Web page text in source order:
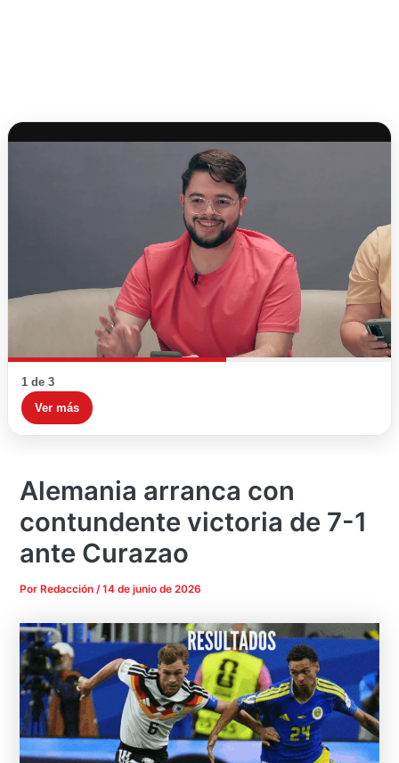
1 de 3
Ver más
Alemania arranca con
contundente victoria de 7-1
ante Curazao
Por Redacción/14 de junio de 2026